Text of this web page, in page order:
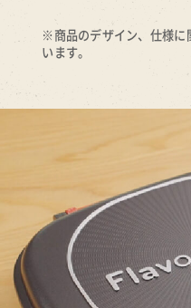
※商品のデザイン、仕様に
います。